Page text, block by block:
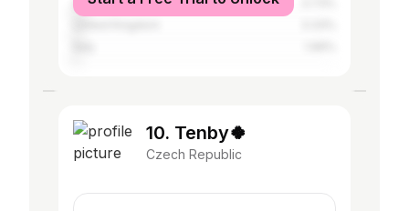
Slovakia
10. Tenby🍀
Czech Republic